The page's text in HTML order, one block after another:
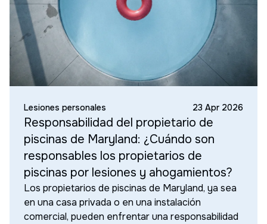
Lesiones personales 23 Apr 2026
Responsabilidad del propietario de
piscinas de Maryland: ¿Cuándo son
responsables los propietarios de
piscinas por lesiones y ahogamientos?
Los propietarios de piscinas de Maryland, ya sea
en una casa privada o en una instalación
comercial, pueden enfrentar una responsabilidad